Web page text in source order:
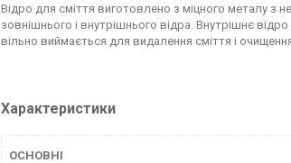
Відро для сміття виготовлено з міцного металу з
зовнішнього і внутрішнього відра. Внутрішнє
вільно виймається для видалення сміття і
Характеристики
ОСНОВНІ